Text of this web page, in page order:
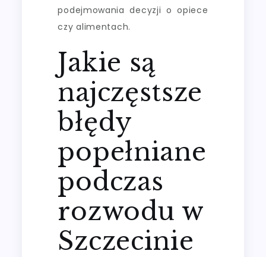
podejmowania decyzji o opiece
czy alimentach.
Jakie są
najczęstsze
błędy
popełniane
podczas
rozwodu w
Szczecinie